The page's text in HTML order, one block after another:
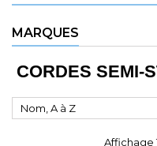
MARQUES
CORDES SEMI-
Nom, A à Z
Affichage